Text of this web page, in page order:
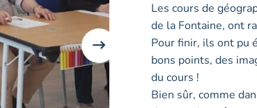
Les cours de
de la Fontaine, ont
Pour finir, ils ont pu
bons points, des
du cours !
Bien sûr, comme